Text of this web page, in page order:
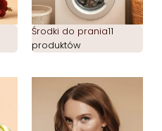
Środki do prania11
produktów